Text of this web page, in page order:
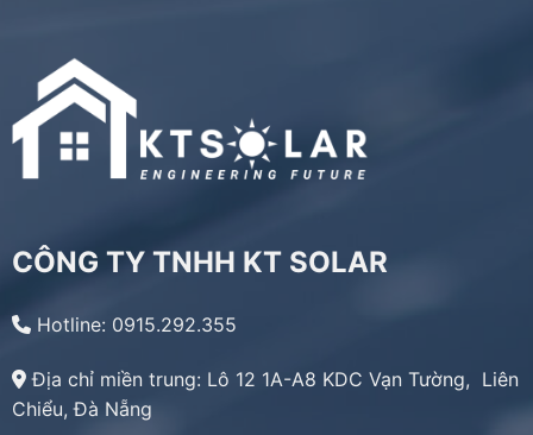
CÔNG TY TNHH KT SOLAR
Hotline: 0915.292.355
Địa chỉ miền trung: Lô 12 1A-A8 KDC Vạn Tường, Liên
Chiểu, Đà Nẵng